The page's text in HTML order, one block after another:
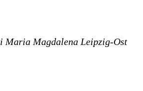
Maria Mag­da­le­na Leipzig-Ost